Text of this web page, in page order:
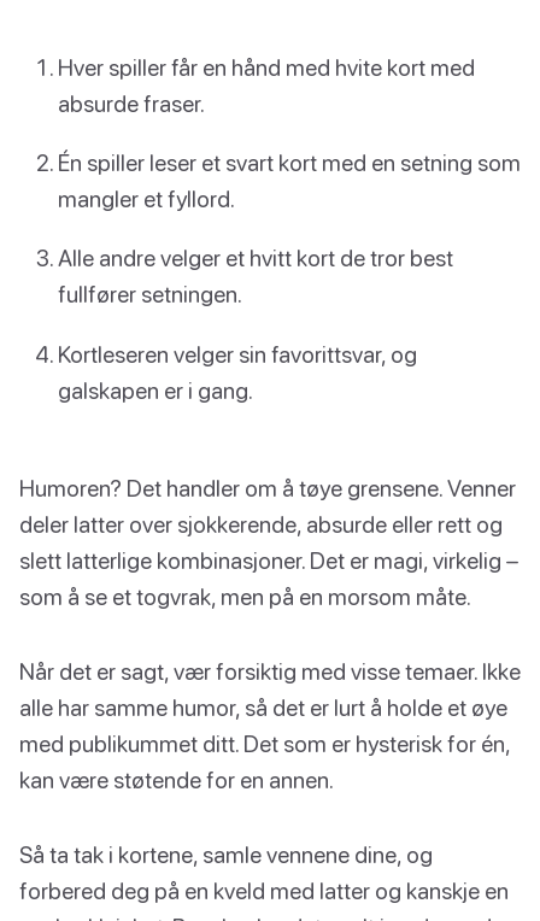
Hver spiller får en hånd med hvite kort med
absurde fraser.
Én spiller leser et svart kort med en setning som
mangler et fyllord.
Alle andre velger et hvitt kort de tror best
fullfører setningen.
Kortleseren velger sin favorittsvar, og
galskapen er i gang.
Humoren? Det handler om å tøye grensene. Venner
deler latter over sjokkerende, absurde eller rett og
slett latterlige kombinasjoner. Det er magi, virkelig –
som å se et togvrak, men på en morsom måte.
Når det er sagt, vær forsiktig med visse temaer. Ikke
alle har samme humor, så det er lurt å holde et øye
med publikummet ditt. Det som er hysterisk for én,
kan være støtende for en annen.
Så ta tak i kortene, samle vennene dine, og
forbered deg på en kveld med latter og kanskje en